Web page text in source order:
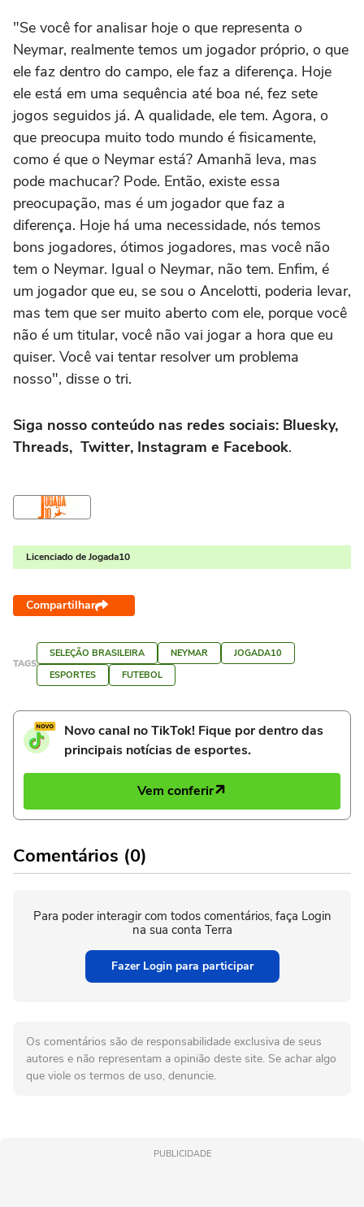
"Se você for analisar hoje o que representa o
Neymar, realmente temos um jogador próprio, o que
ele faz dentro do campo, ele faz a diferença. Hoje
ele está em uma sequência até boa né, fez sete
jogos seguidos já. A qualidade, ele tem. Agora, o
que preocupa muito todo mundo é fisicamente,
como é que o Neymar está? Amanhã leva, mas
pode machucar? Pode. Então, existe essa
preocupação, mas é um jogador que faz a
diferença. Hoje há uma necessidade, nós temos
bons jogadores, ótimos jogadores, mas você não
tem o Neymar. Igual o Neymar, não tem. Enfim, é
um jogador que eu, se sou o Ancelotti, poderia levar,
mas tem que ser muito aberto com ele, porque você
não é um titular, você não vai jogar a hora que eu
quiser. Você vai tentar resolver um problema
nosso", disse o tri.
Siga nosso conteúdo nas redes sociais: Bluesky,
Threads, Twitter, Instagram e Facebook.
Licenciado de Jogada10
Compartilhar
TAGS
SELEÇÃO BRASILEIRA NEYMAR
JOGADA10
ESPORTES
FUTEBOL
Novo canal no TikTok! Fique por dentro das
principais notícias de esportes.
Vem conferir
Comentários (0)
Para poder interagir com todos comentários, faça Login
na sua conta Terra
Fazer Login para participar
Os comentários são de responsabilidade exclusiva de seus
autores e não representam a opinião deste site. Se achar algo
que viole os termos de uso, denuncie.
PUBLICIDADE